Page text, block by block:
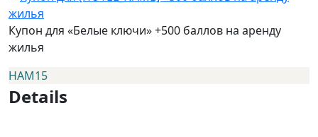
Купон для «Белые ключи» +500 баллов на аренду
жилья
НАМ15
Details